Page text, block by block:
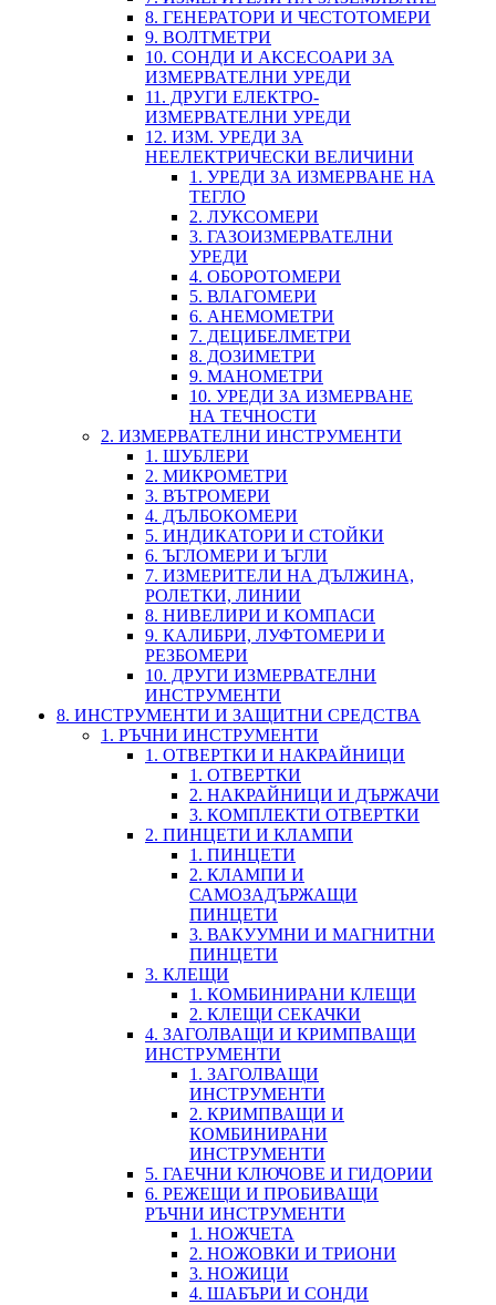
8. ГЕНЕРАТОРИ И ЧЕСТОТОМЕРИ
9. ВОЛТМЕТРИ
10. СОНДИ И АКСЕСОАРИ ЗА
ИЗМЕРВАТЕЛНИ УРЕДИ
11. ДРУГИ ЕЛЕКТРО-
ИЗМЕРВАТЕЛНИ УРЕДИ
12. ИЗМ. УРЕДИ ЗА
НЕЕЛЕКТРИЧЕСКИ ВЕЛИЧИНИ
1. УРЕДИ ЗА ИЗМЕРВАНЕ НА
ТЕГЛО
2. ЛУКСОМЕРИ
3. ГАЗОИЗМЕРВАТЕЛНИ
УРЕДИ
4. ОБОРОТОМЕРИ
5. ВЛАГОМЕРИ
6. АНЕМОМЕТРИ
7. ДЕЦИБЕЛМЕТРИ
8. ДОЗИМЕТРИ
9. МАНОМЕТРИ
10. УРЕДИ ЗА ИЗМЕРВАНЕ
НА ТЕЧНОСТИ
2. ИЗМЕРВАТЕЛНИ ИНСТРУМЕНТИ
1. ШУБЛЕРИ
2. МИКРОМЕТРИ
3. ВЪТРОМЕРИ
4. ДЪЛБОКОМЕРИ
5. ИНДИКАТОРИ И СТОЙКИ
6. ЪГЛОМЕРИ И ЪГЛИ
7. ИЗМЕРИТЕЛИ НА ДЪЛЖИНА,
РОЛЕТКИ, ЛИНИИ
8. НИВЕЛИРИ И КОМПАСИ
9. КАЛИБРИ, ЛУФТОМЕРИ И
РЕЗБОМЕРИ
10. ДРУГИ ИЗМЕРВАТЕЛНИ
ИНСТРУМЕНТИ
8. ИНСТРУМЕНТИ И ЗАЩИТНИ СРЕДСТВА
1. РЪЧНИ ИНСТРУМЕНТИ
1. ОТВЕРТКИ И НАКРАЙНИЦИ
1. ОТВЕРТКИ
2. НАКРАЙНИЦИ И ДЪРЖАЧИ
3. КОМПЛЕКТИ ОТВЕРТКИ
2. ПИНЦЕТИ И КЛАМПИ
1. ПИНЦЕТИ
2. КЛАМПИ И
САМОЗАДЪРЖАЩИ
ПИНЦЕТИ
3. ВАКУУМНИ И МАГНИТНИ
ПИНЦЕТИ
3. КЛЕЩИ
1. КОМБИНИРАНИ КЛЕЩИ
2. КЛЕЩИ СЕКАЧКИ
4. ЗАГОЛВАЩИ И КРИМПВАЩИ
ИНСТРУМЕНТИ
1. ЗАГОЛВАЩИ
ИНСТРУМЕНТИ
2. КРИМПВАЩИ И
КОМБИНИРАНИ
ИНСТРУМЕНТИ
5. ГАЕЧНИ КЛЮЧОВЕ И ГИДОРИИ
6. РЕЖЕЩИ И ПРОБИВАЩИ
РЪЧНИ ИНСТРУМЕНТИ
1. НОЖЧЕТА
2. НОЖОВКИ И ТРИОНИ
3. НОЖИЦИ
4. ШАБЪРИ И СОНДИ